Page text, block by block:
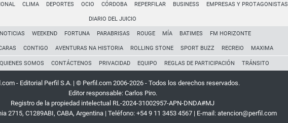
CLIMA DEPORTES OCIO CÓRDOBA REPERFILAR BUSINESS EMPRESAS Y PROTAGONISTAS
DIARIO DEL JUICIO
NOTICIAS WEEKEND FORTUNA PARABRISAS ROUGE MÍA BATIMES FM HORIZONTE
CONTIGO AVENTURAS NA HISTORIA ROLLING STONE SPORT BUZZ RECREIO MAXIMA
QUIENES SOMOS CONTÁCTENOS PRIVACIDAD EQUIPO REGLAS DE PARTICIPACIÓN TRÁNSITO
- Editorial Perfil S.A. | © Perfil.com 2006-2026 - Todos los derechos reservados.
Editor responsable: Carlos Piro.
Registro de la propiedad intelectual RL-2024-31002957-APN-DNDA#MJ
2715, C1289ABI, CABA, Argentina| Teléfono: +54 9 11 3453 4567| E-mail: atencion@perfil.com